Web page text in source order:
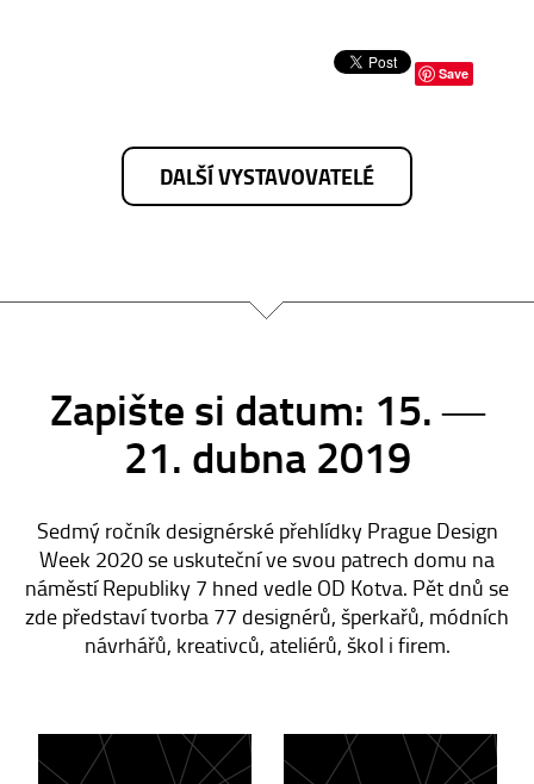
Save
DALŠÍ VYSTAVOVATELÉ
Zapište si datum: 15. ―
21. dubna 2019
Sedmý ročník designérské přehlídky Prague Design
Week 2020 se uskuteční ve svou patrech domu na
náměstí Republiky 7 hned vedle OD Kotva. Pět dnů se
zde představí tvorba 77 designérů, šperkařů, módních
návrhářů, kreativců, ateliérů, škol i firem.